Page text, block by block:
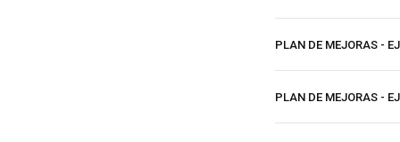
PLAN DE MEJORAS -
PLAN DE MEJORAS -